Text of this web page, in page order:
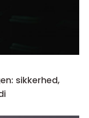
sikkerhed,